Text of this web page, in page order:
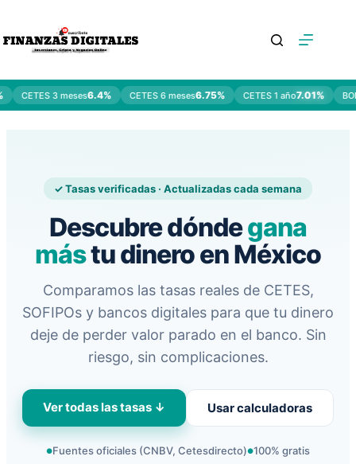
contenido
CETES 3 meses6.4% CETES 6 meses6.75% CETES 1 año7.01%
✓ Tasas verificadas · Actualizadas cada semana
Descubre dóndegana
mástu dinero en México
Comparamos las tasas reales de CETES,
SOFIPOs y bancos digitales para que tu dinero
deje de perder valor parado en el banco. Sin
riesgo, sin complicaciones.
Ver todas las tasas ↓ Usar calculadoras
●Fuentes oficiales (CNBV, Cetesdirecto)●100% gratis